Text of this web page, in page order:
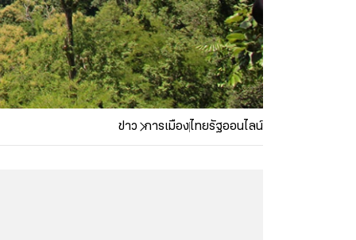
ข่าว การเมืองไทยรัฐออนไลน์